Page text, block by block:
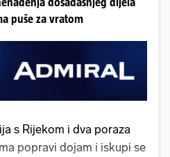
puše za vratom
s Rijekom i dva poraza
popravi dojam i iskupi se